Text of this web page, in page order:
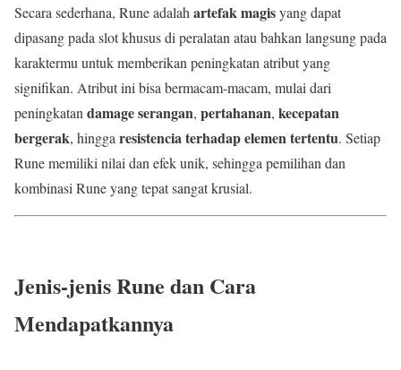
Secara sederhana, Rune adalah artefak magisyang dapat
dipasang pada slot khusus di peralatan atau bahkan langsung pada
karaktermu untuk memberikan peningkatan atribut yang
signifikan. Atribut ini bisa bermacam-macam, mulai dari
peningkatan damage serangan, pertahanan, kecepatan
bergerak, hingga resistencia terhadap elemen tertentu. Setiap
Rune memiliki nilai dan efek unik, sehingga pemilihan dan
kombinasi Rune yang tepat sangat krusial.
Jenis-jenis Rune dan Cara
Mendapatkannya